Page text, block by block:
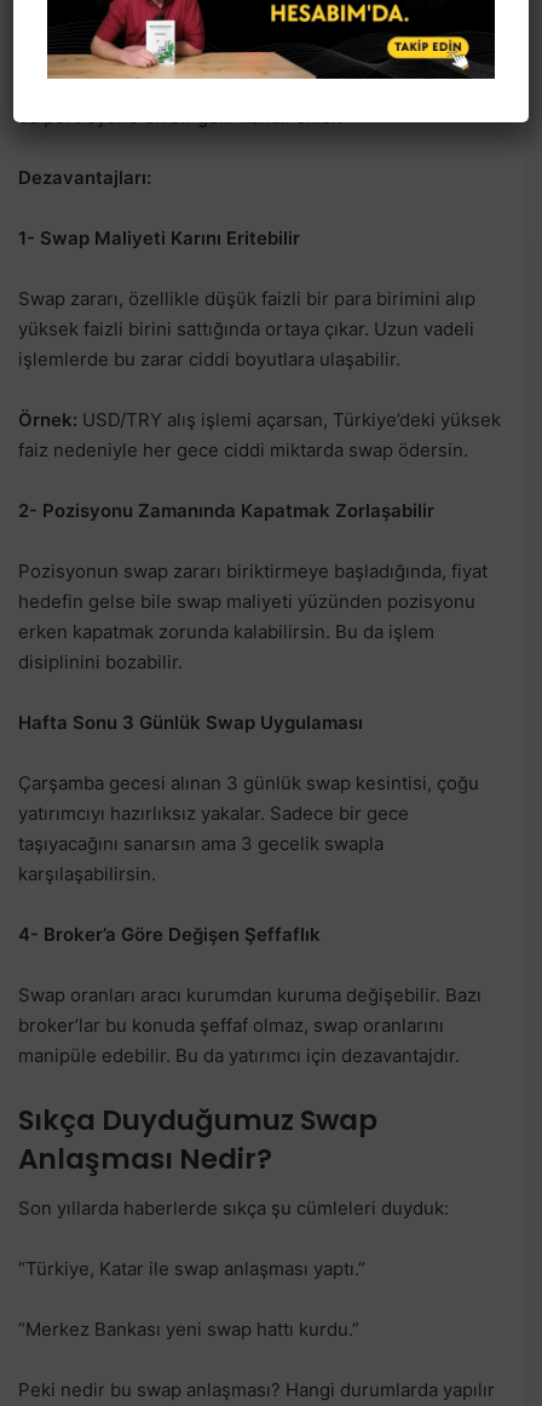
Swap kullanımı, yatırımcının sadece fiyat hareketinden
da portföyüne ek bir gelir kanalı ekler.
Dezavantajları:
1- Swap Maliyeti Karını Eritebilir
Swap zararı, özellikle düşük faizli bir para birimini alıp
yüksek faizli birini sattığında ortaya çıkar. Uzun vadeli
işlemlerde bu zarar ciddi boyutlara ulaşabilir.
Örnek: USD/TRY alış işlemi açarsan, Türkiye’deki yüksek
faiz nedeniyle her gece ciddi miktarda swap ödersin.
2- Pozisyonu Zamanında Kapatmak Zorlaşabilir
Pozisyonun swap zararı biriktirmeye başladığında, fiyat
hedefin gelse bile swap maliyeti yüzünden pozisyonu
erken kapatmak zorunda kalabilirsin. Bu da işlem
disiplinini bozabilir.
Hafta Sonu 3 Günlük Swap Uygulaması
Çarşamba gecesi alınan 3 günlük swap kesintisi, çoğu
yatırımcıyı hazırlıksız yakalar. Sadece bir gece
taşıyacağını sanarsın ama 3 gecelik swapla
karşılaşabilirsin.
4- Broker’a Göre Değişen Şeffaflık
Swap oranları aracı kurumdan kuruma değişebilir. Bazı
broker’lar bu konuda şeffaf olmaz, swap oranlarını
manipüle edebilir. Bu da yatırımcı için dezavantajdır.
Sıkça Duyduğumuz Swap
Anlaşması Nedir?
Son yıllarda haberlerde sıkça şu cümleleri duyduk:
“Türkiye, Katar ile swap anlaşması yaptı.”
“Merkez Bankası yeni swap hattı kurdu.”
Peki nedir bu swap anlaşması? Hangi durumlarda yapılır